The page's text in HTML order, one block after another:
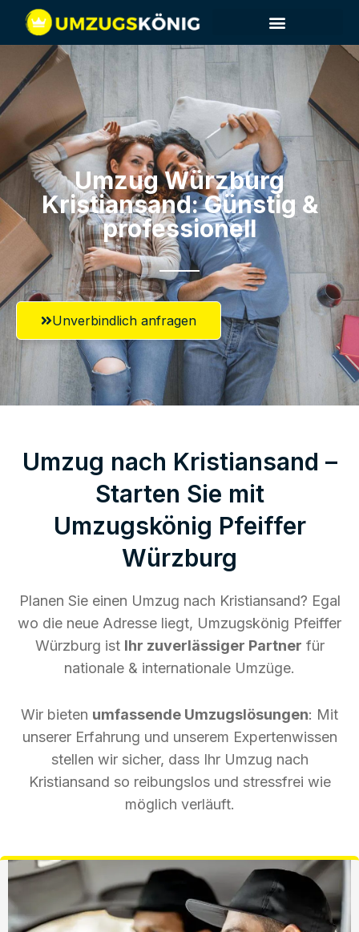
Umzug Würzburg​
Kristiansand: Günstig &
professionell​
Unverbindlich anfragen
Umzug nach Kristiansand –
Starten Sie mit
Umzugskönig Pfeiffer
Würzburg
Planen Sie einen Umzug nach Kristiansand? Egal
wo die neue Adresse liegt, Umzugskönig Pfeiffer
Würzburg ist Ihr zuverlässiger Partner für
nationale & internationale Umzüge.
Wir bieten umfassende Umzugslösungen: Mit
unserer Erfahrung und unserem Expertenwissen
stellen wir sicher, dass Ihr Umzug nach
Kristiansand so reibungslos und stressfrei wie
möglich verläuft.